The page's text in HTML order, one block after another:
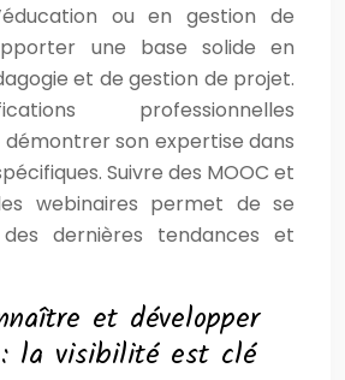
ou en gestion de
une base solide en
et de gestion de projet.
professionnelles
son expertise dans
Suivre des MOOC et
webinaires permet de se
dernières tendances et
et développer
: la visibilité est clé